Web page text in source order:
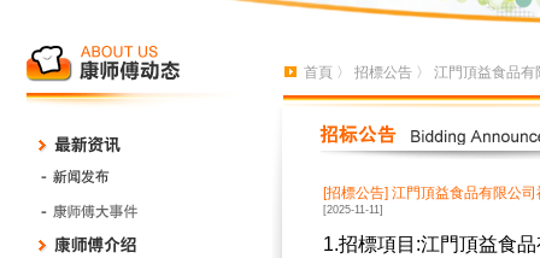
首頁 〉 招標公告 〉 江門頂益食品
[招標公告] 江門頂益食品有限公
[2025-11-11]
1.招標項目:江門頂益食